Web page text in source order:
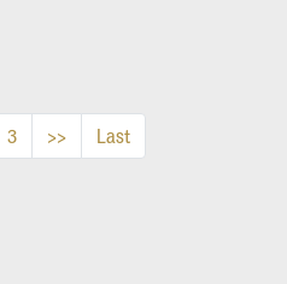
3 >> Last